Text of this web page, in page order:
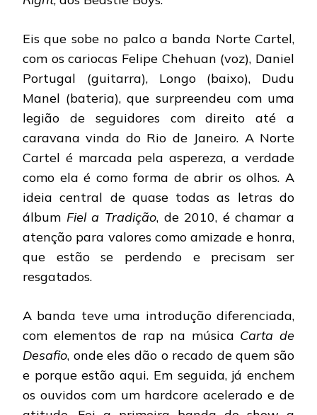
Eis que sobe no palco a banda Norte Cartel,
com os cariocas Felipe Chehuan (voz), Daniel
Portugal (guitarra), Longo (baixo), Dudu
Manel (bateria), que surpreendeu com uma
legião de seguidores com direito até a
caravana vinda do Rio de Janeiro. A Norte
Cartel é marcada pela aspereza, a verdade
como ela é como forma de abrir os olhos. A
ideia central de quase todas as letras do
álbum Fiel a Tradição, de 2010, é chamar a
atenção para valores como amizade e honra,
que estão se perdendo e precisam ser
resgatados.
A banda teve uma introdução diferenciada,
com elementos de rap na música Carta de
Desafio, onde eles dão o recado de quem são
e porque estão aqui. Em seguida, já enchem
os ouvidos com um hardcore acelerado e de